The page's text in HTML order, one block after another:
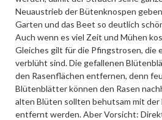
Neuaustrieb der Bütenknospen
Garten und das Beet so deutlich
Auch wenn es viel Zeit und Mühen
Gleiches gilt für die Pfingstrosen, die
verblüht sind. Die gefallenen
den Rasenflächen entfernen, denn
Blütenblätter können den Rasen
alten Blüten sollten behutsam mit der
entfernt werden. Aber Vorsicht: